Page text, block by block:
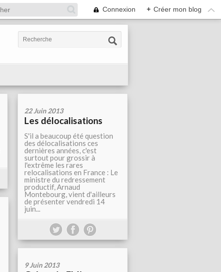
Connexion + Créer mon blog
22 Juin 2013
Les délocalisations
S'il a beaucoup été question
des délocalisations ces
dernières années, c'est
surtout pour grossir à
l'extrême les rares
relocalisations en France : Le
ministre du redressement
productif, Arnaud
Montebourg, vient d'ailleurs
de présenter vendredi 14
juin...
9 Juin 2013